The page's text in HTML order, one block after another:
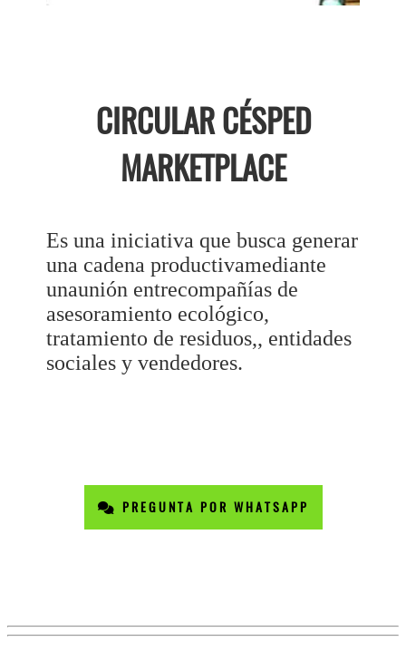
CIRCULAR CÉSPED
MARKETPLACE
Es una iniciativa que busca generar
una cadena productivamediante
unaunión entrecompañías de
asesoramiento ecológico,
tratamiento de residuos,, entidades
sociales y vendedores.
PREGUNTA POR WHATSAPP